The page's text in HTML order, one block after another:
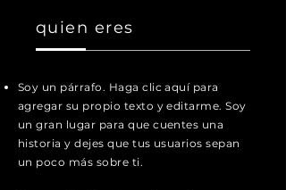
quien eres
Soy un párrafo. Haga clic aquí para
agregar su propio texto y editarme. Soy
un gran lugar para que cuentes una
historia y dejes que tus usuarios sepan
un poco más sobre ti.